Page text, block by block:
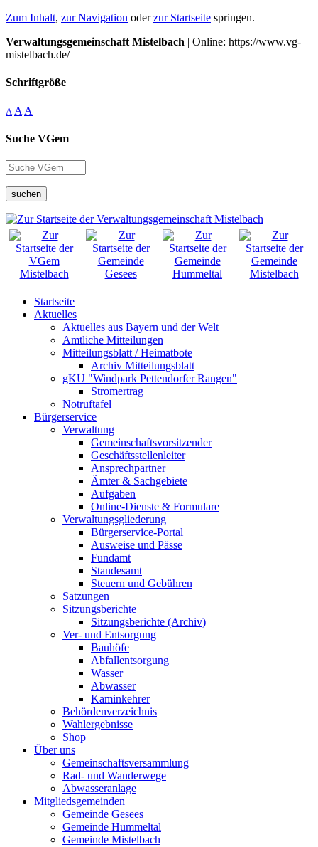
Zum Inhalt, zur Navigation oderzur Startseite springen.
Verwaltungsgemeinschaft Mistelbach | Online: https://www.vg-
mistelbach.de/
Schriftgröße
A A A
Suche VGem
suchen
Startseite
Aktuelles
Aktuelles aus Bayern und der Welt
Amtliche Mitteilungen
Mitteilungsblatt / Heimatbote
Archiv Mitteilungsblatt
gKU "Windpark Pettendorfer Rangen"
Stromertrag
Notruftafel
Bürgerservice
Verwaltung
Gemeinschaftsvorsitzender
Geschäftsstellenleiter
Ansprechpartner
Ämter & Sachgebiete
Aufgaben
Online-Dienste & Formulare
Verwaltungsgliederung
Bürgerservice-Portal
Ausweise und Pässe
Fundamt
Standesamt
Steuern und Gebühren
Satzungen
Sitzungsberichte
Sitzungsberichte (Archiv)
Ver- und Entsorgung
Bauhöfe
Abfallentsorgung
Wasser
Abwasser
Kaminkehrer
Behördenverzeichnis
Wahlergebnisse
Shop
Über uns
Gemeinschaftsversammlung
Rad- und Wanderwege
Abwasseranlage
Mitgliedsgemeinden
Gemeinde Gesees
Gemeinde Hummeltal
Gemeinde Mistelbach